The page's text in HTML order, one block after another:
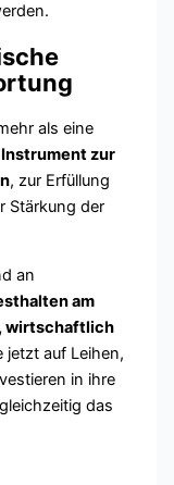
als eine
zur
, zur Erfüllung
Stärkung der
an
am
wirtschaftlich
jetzt auf Leihen,
in ihre
das